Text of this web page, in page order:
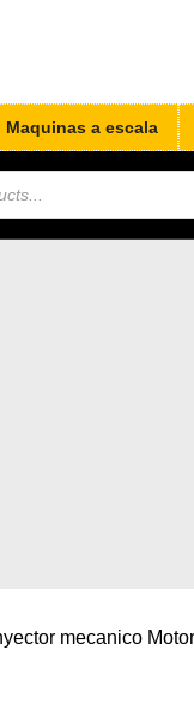
Maquinas a escala
mecanico